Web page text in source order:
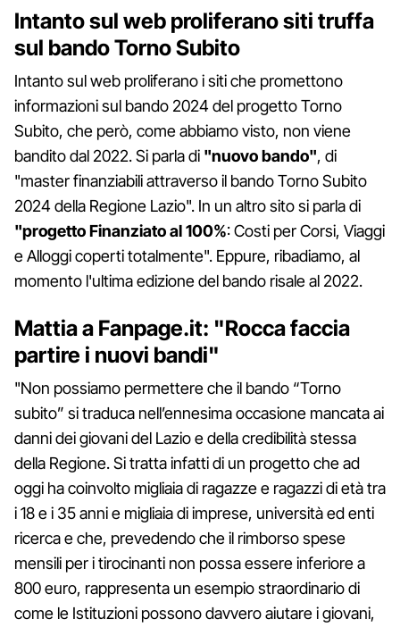
Intanto sul web proliferano siti truffa
sul bando Torno Subito
Intanto sul web proliferano i siti che promettono
informazioni sul bando 2024 del progetto Torno
Subito, che però, come abbiamo visto, non viene
bandito dal 2022. Si parla di "nuovo bando", di
"master finanziabili attraverso il bando Torno Subito
2024 della Regione Lazio". In un altro sito si parla di
"progetto Finanziato al 100%: Costi per Corsi, Viaggi
e Alloggi coperti totalmente". Eppure, ribadiamo, al
momento l'ultima edizione del bando risale al 2022.
Mattia a Fanpage.it: "Rocca faccia
partire i nuovi bandi"
"Non possiamo permettere che il bando “Torno
subito” si traduca nell’ennesima occasione mancata ai
danni dei giovani del Lazio e della credibilità stessa
della Regione. Si tratta infatti di un progetto che ad
oggi ha coinvolto migliaia di ragazze e ragazzi di età tra
i 18 e i 35 anni e migliaia di imprese, università ed enti
ricerca e che, prevedendo che il rimborso spese
mensili per i tirocinanti non possa essere inferiore a
800 euro, rappresenta un esempio straordinario di
come le Istituzioni possono davvero aiutare i giovani,